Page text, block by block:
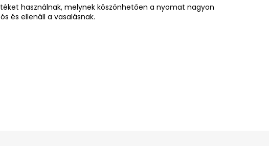
használnak, melynek köszönhetően a nyomat nagyon
és ellenáll a vasalásnak.